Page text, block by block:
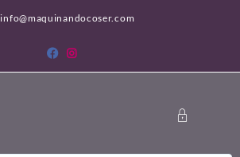
info@maquinandocoser.com